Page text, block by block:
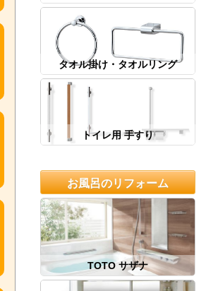
タオル掛け・タオルリング
トイレ用 手すり
お風呂のリフォーム
TOTO サザナ